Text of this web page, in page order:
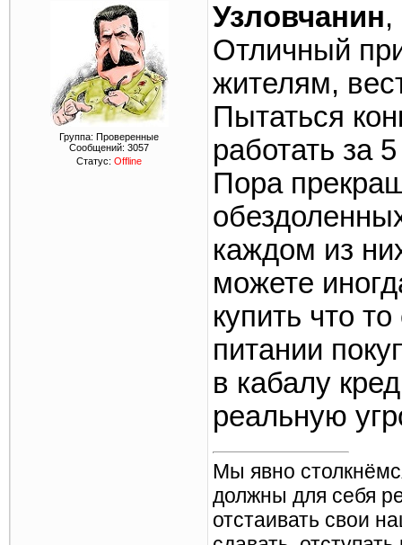
Группа: Проверенные
Сообщений: 3057
Статус: Offline
Узловчанин,
Отличный
жителям,
Пытаться
работать за
Пора
каждом из
можете
купить что
питании
в кабалу
реальную
Мы явно
должны для себя
отстаивать свои